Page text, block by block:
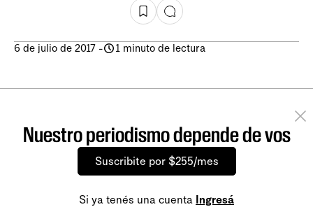
6 de julio de 2017 - 1 minuto de lectura
Nuestro periodismo depende de vos
Suscribite por $255/mes
Si ya tenés una cuenta Ingresá